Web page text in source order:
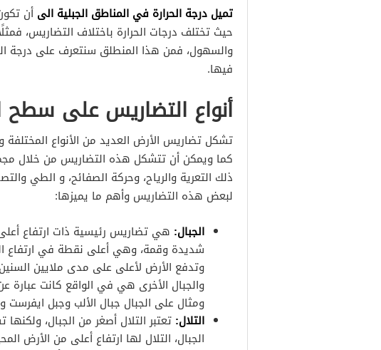
تميل درجة الحرارة في المناطق الجبلية الى أن
حيث تختلف درجات الحرارة باختلاف التضاريس،
والسهول، فمن هذا المنطلق سنتعرف على درجة
فيها.
أنواع التضاريس على سطح
تشكل تضاريس الأرض العديد من الأنواع
كما ويمكن أن تتشكل هذه التضاريس من خلال
ذلك التعرية والرياح، وحركة الصفائح، و الطي
لبعض هذه التضاريس وأهم ما يميزها:
الجبال: هي تضاريس رئيسية ذات ارتفاع
شديدة وقمة، وهي أعلى نقطة في ارتفاع
وتدفع الأرض لأعلى على مدى ملايين
والجبال الأخرى هي في الواقع كانت عبارة
ومثال على الجبال جبال الألب وجبل
التلال: تعتبر التلال أصغر من الجبال،
الجبال، التلال لها ارتفاع أعلى من الأرض